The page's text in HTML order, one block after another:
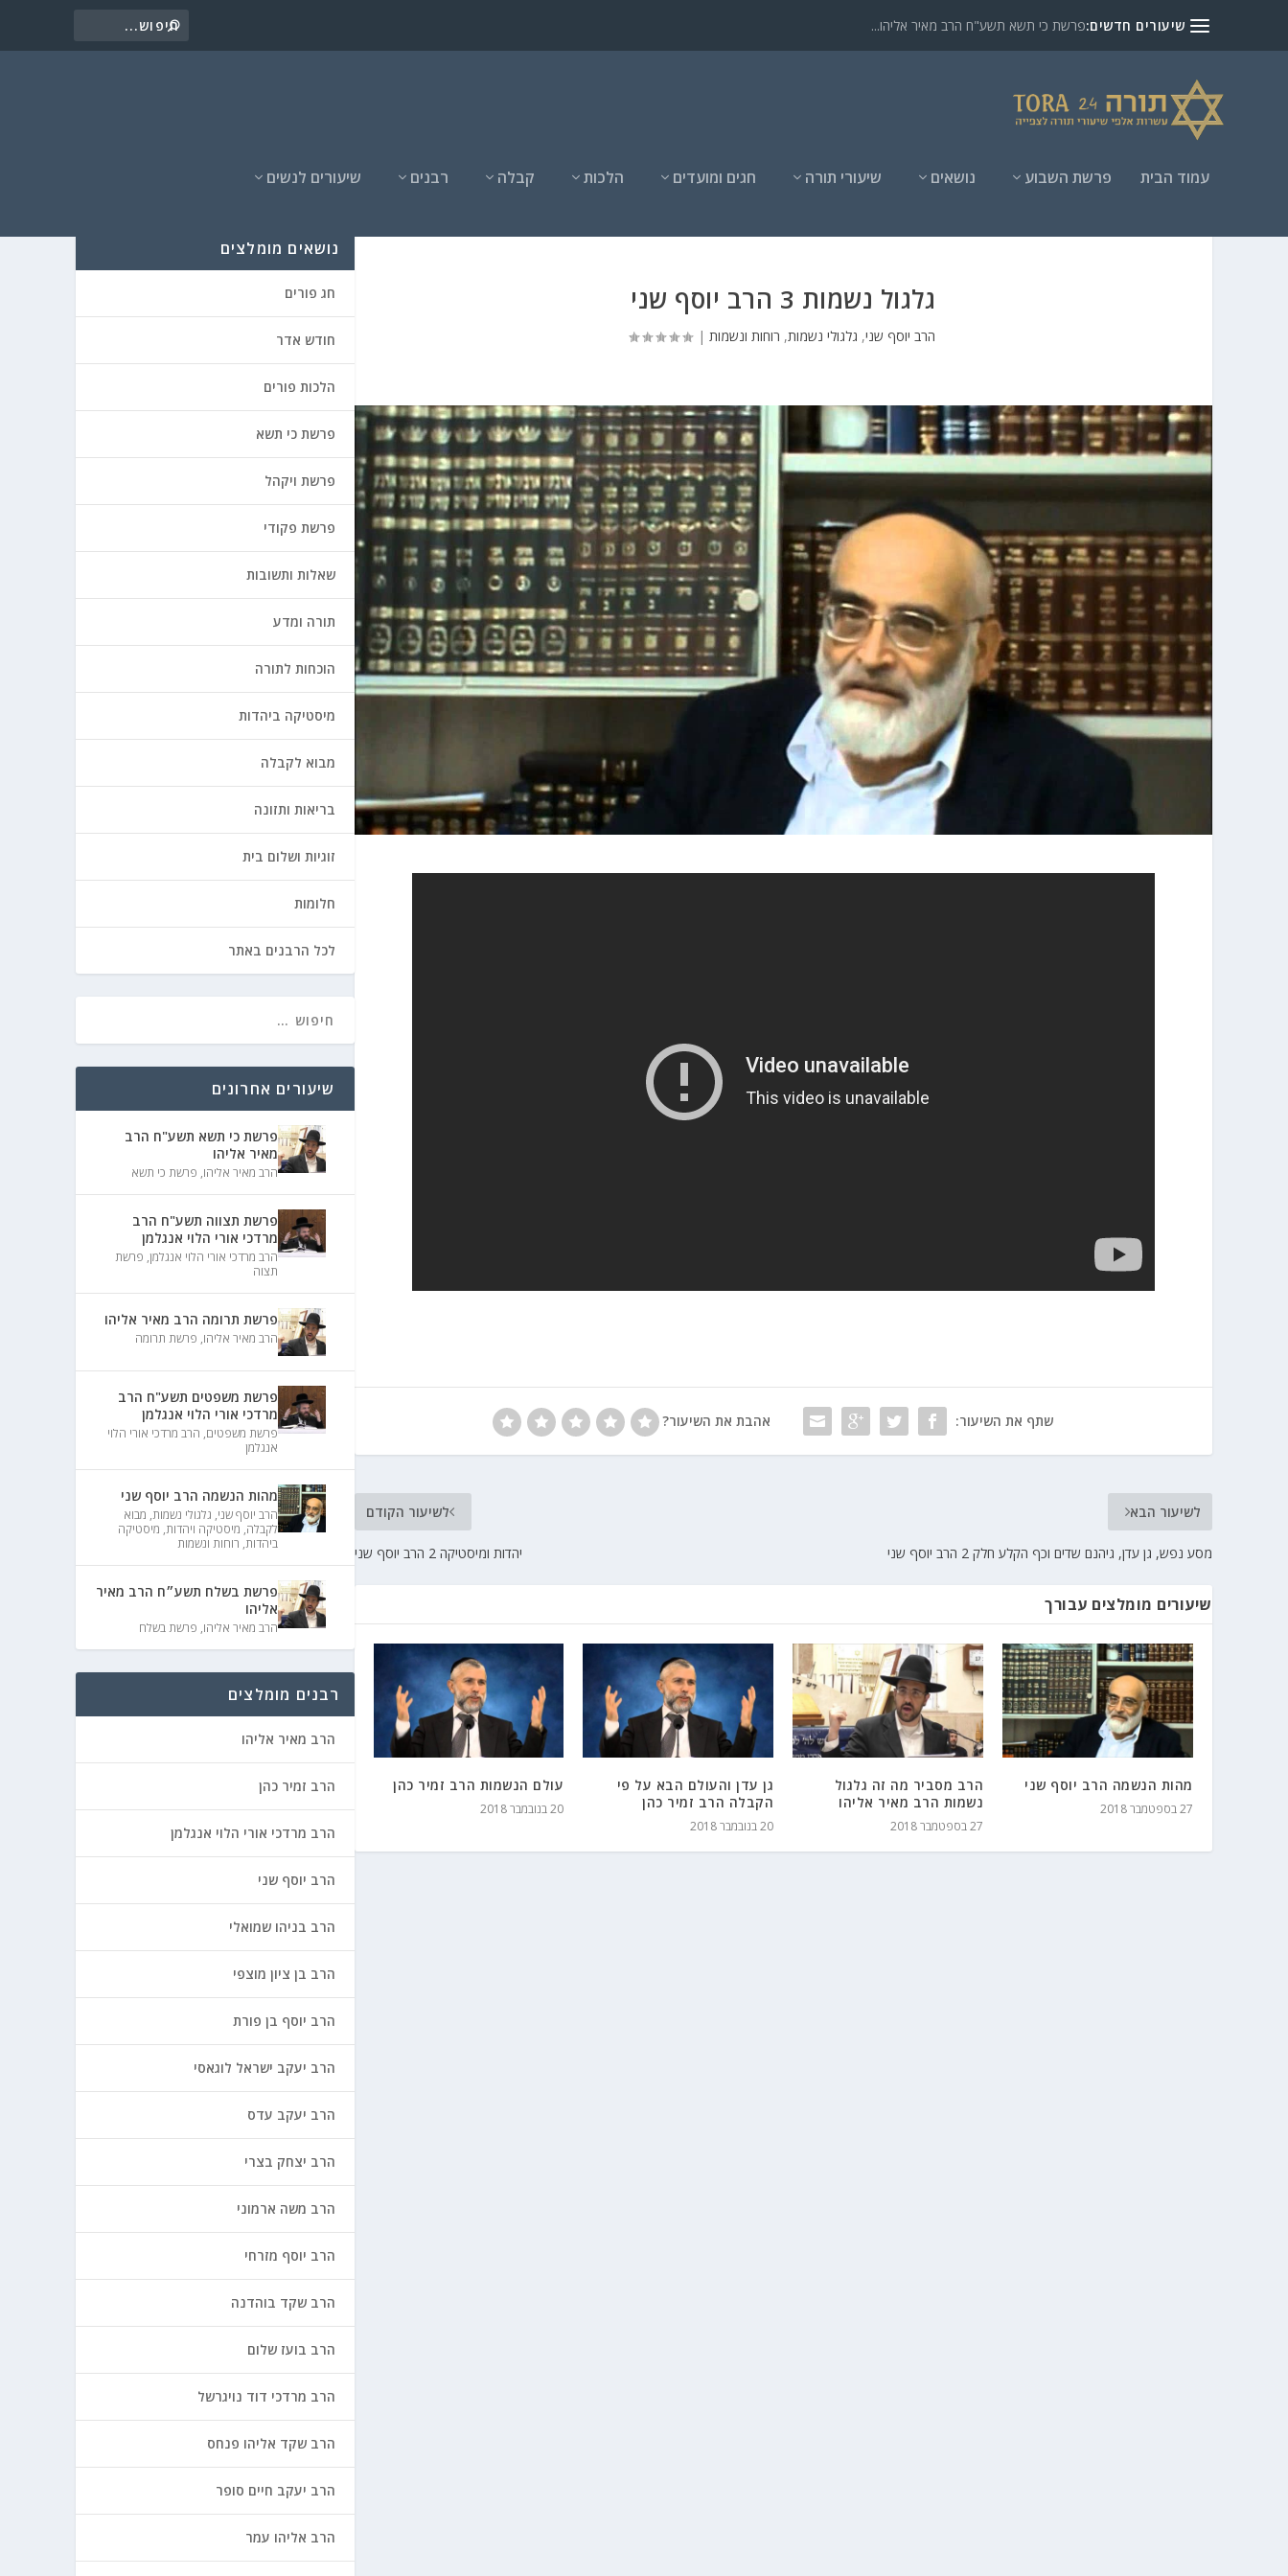
שיעורים חדשים:פרשת כי תשא תשע"ח הרב מאיר אליהו...
עמוד הבית פרשת השבוע נושאים שיעורי תורה חגים ומועדים הלכות קבלה רבנים שיעורים לנשים
גלגול נשמות 3 הרב יוסף שני
הרב יוסף שני, גלגולי נשמות, רוחות ונשמות|
שתף את השיעור: אהבת את השיעור?
לשיעור הקודם
יהדות ומיסטיקה 2 הרב יוסף שני
לשיעור הבא
מסע נפש, גן עדן, גיהנם שדים וכף הקלע חלק 2 הרב יוסף שני
שיעורים מומלצים עבורך
מהות הנשמה הרב יוסף שני
27 בספטמבר 2018
הרב מסביר מה זה גלגול
נשמות הרב מאיר אליהו
27 בספטמבר 2018
גן עדן והעולם הבא על פי
הקבלה הרב זמיר כהן
20 בנובמבר 2018
עולם הנשמות הרב זמיר כהן
20 בנובמבר 2018
נושאים מומלצים
חג פורים
חודש אדר
הלכות פורים
פרשת כי תשא
פרשת ויקהל
פרשת פקודי
שאלות ותשובות
תורה ומדע
הוכחות לתורה
מיסטיקה ביהדות
מבוא לקבלה
בריאות ותזונה
זוגיות ושלום בית
חלומות
לכל הרבנים באתר
שיעורים אחרונים
פרשת כי תשא תשע"ח הרב
מאיר אליהו
הרב מאיר אליהו, פרשת כי תשא
פרשת תצווה תשע"ח הרב
מרדכי אורי הלוי אנגלמן
הרב מרדכי אורי הלוי אנגלמן, פרשת
תצוה
פרשת תרומה הרב מאיר אליהו
הרב מאיר אליהו, פרשת תרומה
פרשת משפטים תשע"ח הרב
מרדכי אורי הלוי אנגלמן
פרשת משפטים, הרב מרדכי אורי הלוי
אנגלמן
מהות הנשמה הרב יוסף שני
הרב יוסף שני, גלגולי נשמות, מבוא
לקבלה, מיסטיקה ויהדות, מיסטיקה
ביהדות, רוחות ונשמות
פרשת בשלח תשע״ח הרב מאיר
אליהו
הרב מאיר אליהו, פרשת בשלח
רבנים מומלצים
הרב מאיר אליהו
הרב זמיר כהן
הרב מרדכי אורי הלוי אנגלמן
הרב יוסף שני
הרב בניהו שמואלי
הרב בן ציון מוצפי
הרב יוסף בן פורת
הרב יעקב ישראל לוגאסי
הרב יעקב עדס
הרב יצחק בצרי
הרב משה ארמוני
הרב יוסף מזרחי
הרב שקד בוהדנה
הרב בועז שלום
הרב מרדכי דוד נויגרשל
הרב שקד אליהו פנחס
הרב יעקב חיים סופר
הרב אליהו עמר